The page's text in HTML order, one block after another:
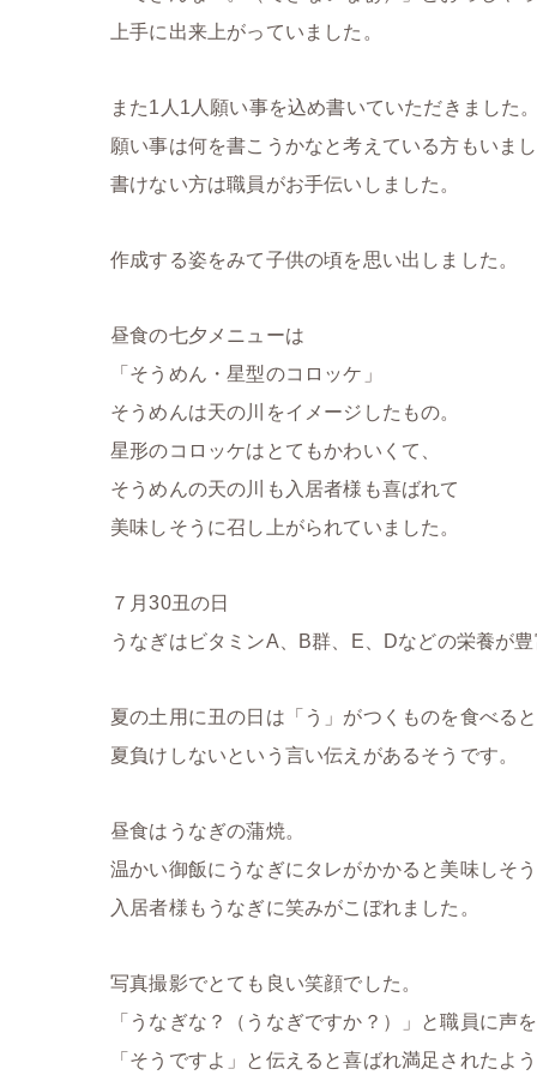
上手に出来上がっていました。
また1人1人願い事を込め書いていただきました。
願い事は何を書こうかなと考えている方もいまし
書けない方は職員がお手伝いしました。
作成する姿をみて子供の頃を思い出しました。
昼食の七夕メニューは
「そうめん・星型のコロッケ」
そうめんは天の川をイメージしたもの。
星形のコロッケはとてもかわいくて、
そうめんの天の川も入居者様も喜ばれて
美味しそうに召し上がられていました。
７月30丑の日
うなぎはビタミンA、B群、E、Dなどの栄養が豊
夏の土用に丑の日は「う」がつくものを食べると
夏負けしないという言い伝えがあるそうです。
昼食はうなぎの蒲焼。
温かい御飯にうなぎにタレがかかると美味しそ
入居者様もうなぎに笑みがこぼれました。
写真撮影でとても良い笑顔でした。
「うなぎな？（うなぎですか？）」と職員に声
「そうですよ」と伝えると喜ばれ満足されたよう